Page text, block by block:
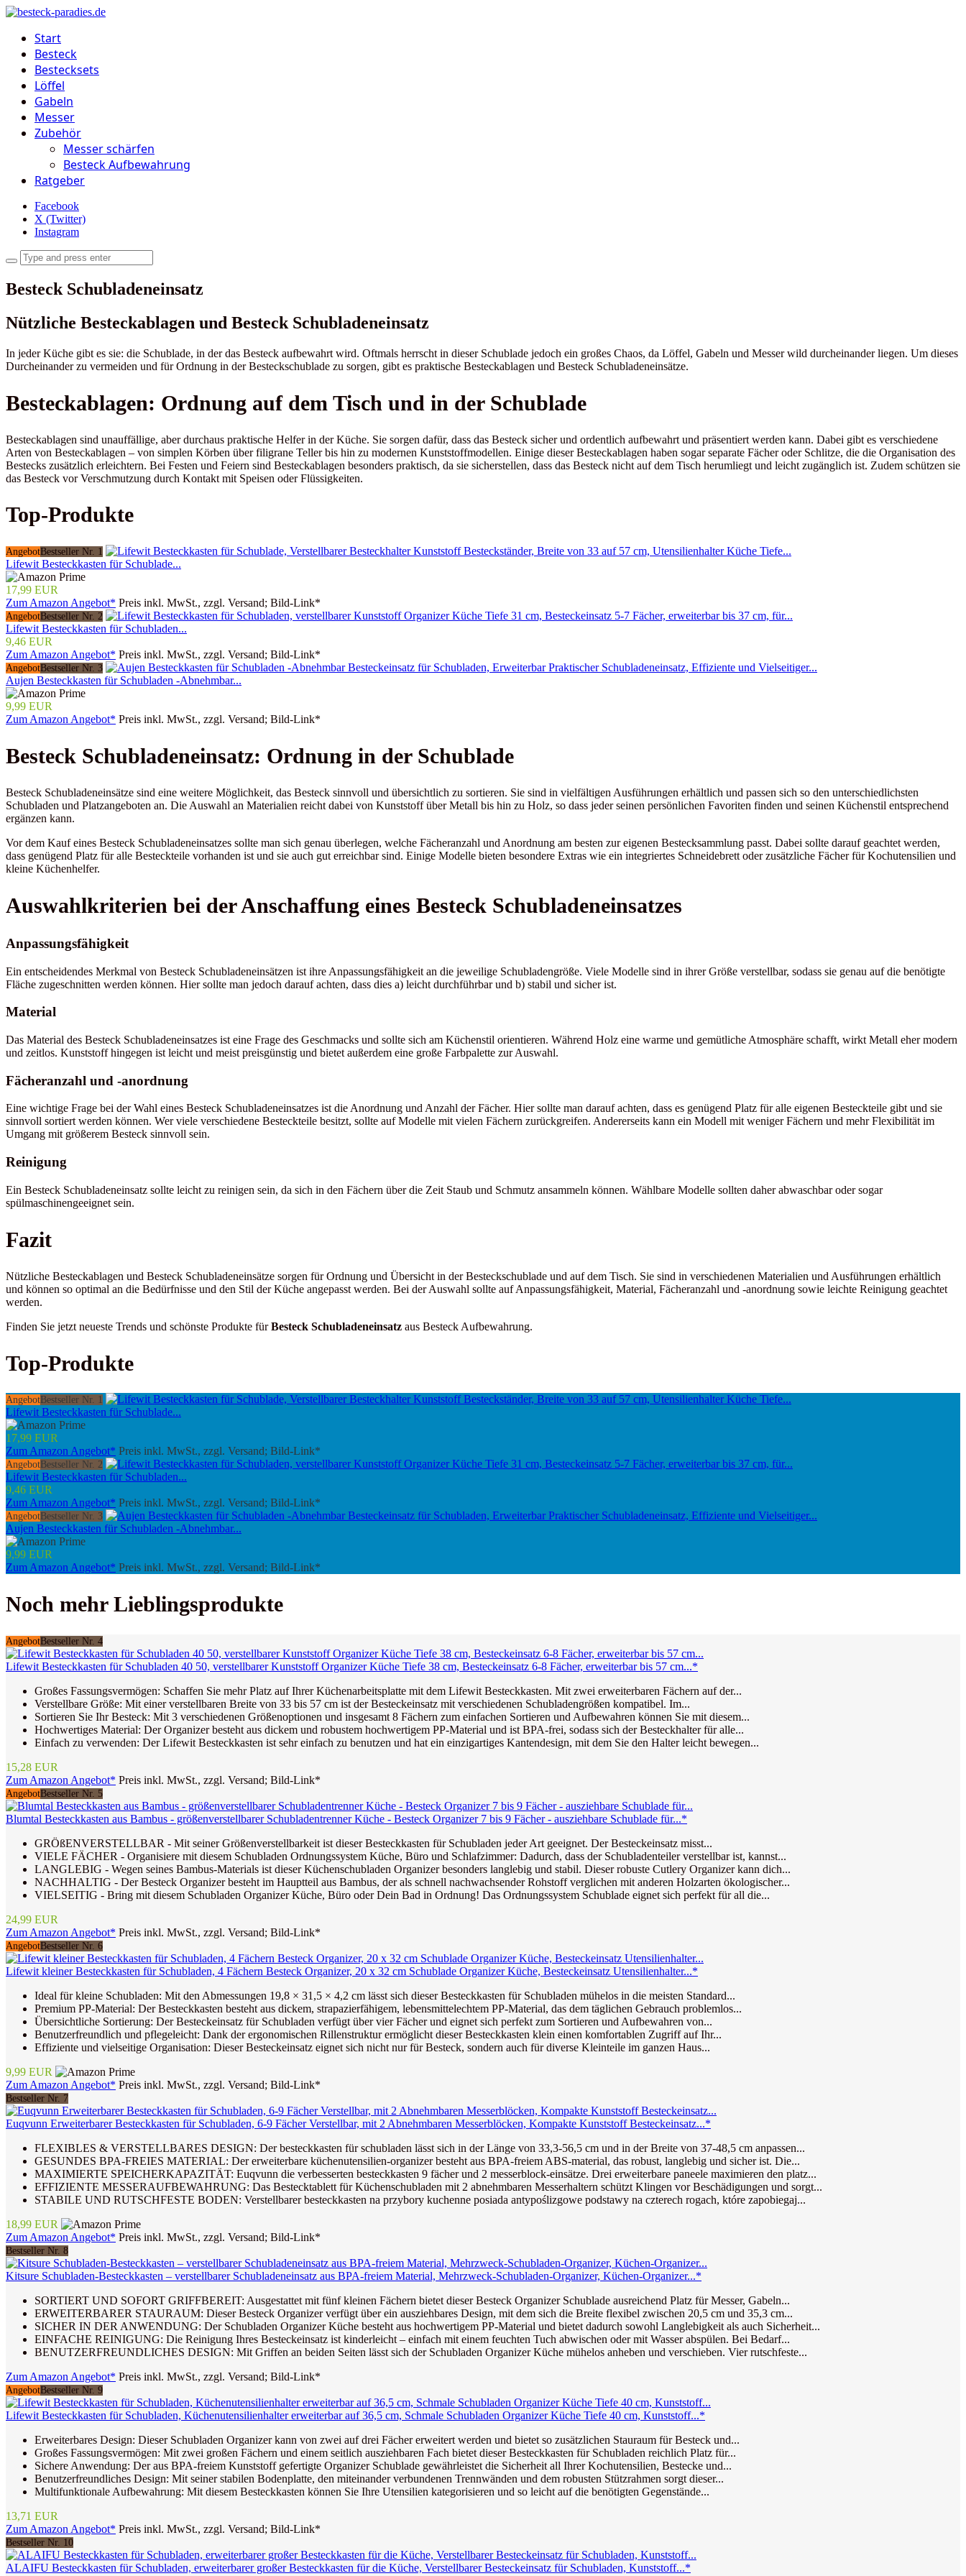
Start
Besteck
Bestecksets
Löffel
Gabeln
Messer
Zubehör
Messer schärfen
Besteck Aufbewahrung
Ratgeber
Facebook
X (Twitter)
Instagram
Besteck Schubladeneinsatz
Nützliche Besteckablagen und Besteck Schubladeneinsatz
In jeder Küche gibt es sie: die Schublade, in der das Besteck aufbewahrt wird. Oftmals herrscht in dieser Schublade jedoch ein großes Chaos, da Löffel, Gabeln und Messer wild durcheinander liegen. Um dieses
Durcheinander zu vermeiden und für Ordnung in der Besteckschublade zu sorgen, gibt es praktische Besteckablagen und Besteck Schubladeneinsätze.
Besteckablagen: Ordnung auf dem Tisch und in der Schublade
Besteckablagen sind unauffällige, aber durchaus praktische Helfer in der Küche. Sie sorgen dafür, dass das Besteck sicher und ordentlich aufbewahrt und präsentiert werden kann. Dabei gibt es verschiedene
Arten von Besteckablagen – von simplen Körben über filigrane Teller bis hin zu modernen Kunststoffmodellen. Einige dieser Besteckablagen haben sogar separate Fächer oder Schlitze, die die Organisation des
Bestecks zusätzlich erleichtern. Bei Festen und Feiern sind Besteckablagen besonders praktisch, da sie sicherstellen, dass das Besteck nicht auf dem Tisch herumliegt und leicht zugänglich ist. Zudem schützen sie
das Besteck vor Verschmutzung durch Kontakt mit Speisen oder Flüssigkeiten.
Top-Produkte
AngebotBestseller Nr. 1
Lifewit Besteckkasten für Schublade...
17,99 EUR
Zum Amazon Angebot* Preis inkl. MwSt., zzgl. Versand; Bild-Link*
AngebotBestseller Nr. 2
Lifewit Besteckkasten für Schubladen...
9,46 EUR
Zum Amazon Angebot* Preis inkl. MwSt., zzgl. Versand; Bild-Link*
AngebotBestseller Nr. 3
Aujen Besteckkasten für Schubladen -Abnehmbar...
9,99 EUR
Zum Amazon Angebot* Preis inkl. MwSt., zzgl. Versand; Bild-Link*
Besteck Schubladeneinsatz: Ordnung in der Schublade
Besteck Schubladeneinsätze sind eine weitere Möglichkeit, das Besteck sinnvoll und übersichtlich zu sortieren. Sie sind in vielfältigen Ausführungen erhältlich und passen sich so den unterschiedlichsten
Schubladen und Platzangeboten an. Die Auswahl an Materialien reicht dabei von Kunststoff über Metall bis hin zu Holz, so dass jeder seinen persönlichen Favoriten finden und seinen Küchenstil entsprechend
ergänzen kann.
Vor dem Kauf eines Besteck Schubladeneinsatzes sollte man sich genau überlegen, welche Fächeranzahl und Anordnung am besten zur eigenen Bestecksammlung passt. Dabei sollte darauf geachtet werden,
dass genügend Platz für alle Besteckteile vorhanden ist und sie auch gut erreichbar sind. Einige Modelle bieten besondere Extras wie ein integriertes Schneidebrett oder zusätzliche Fächer für Kochutensilien und
kleine Küchenhelfer.
Auswahlkriterien bei der Anschaffung eines Besteck Schubladeneinsatzes
Anpassungsfähigkeit
Ein entscheidendes Merkmal von Besteck Schubladeneinsätzen ist ihre Anpassungsfähigkeit an die jeweilige Schubladengröße. Viele Modelle sind in ihrer Größe verstellbar, sodass sie genau auf die benötigte
Fläche zugeschnitten werden können. Hier sollte man jedoch darauf achten, dass dies a) leicht durchführbar und b) stabil und sicher ist.
Material
Das Material des Besteck Schubladeneinsatzes ist eine Frage des Geschmacks und sollte sich am Küchenstil orientieren. Während Holz eine warme und gemütliche Atmosphäre schafft, wirkt Metall eher modern
und zeitlos. Kunststoff hingegen ist leicht und meist preisgünstig und bietet außerdem eine große Farbpalette zur Auswahl.
Fächeranzahl und -anordnung
Eine wichtige Frage bei der Wahl eines Besteck Schubladeneinsatzes ist die Anordnung und Anzahl der Fächer. Hier sollte man darauf achten, dass es genügend Platz für alle eigenen Besteckteile gibt und sie
sinnvoll sortiert werden können. Wer viele verschiedene Besteckteile besitzt, sollte auf Modelle mit vielen Fächern zurückgreifen. Andererseits kann ein Modell mit weniger Fächern und mehr Flexibilität im
Umgang mit größerem Besteck sinnvoll sein.
Reinigung
Ein Besteck Schubladeneinsatz sollte leicht zu reinigen sein, da sich in den Fächern über die Zeit Staub und Schmutz ansammeln können. Wählbare Modelle sollten daher abwaschbar oder sogar
spülmaschinengeeignet sein.
Fazit
Nützliche Besteckablagen und Besteck Schubladeneinsätze sorgen für Ordnung und Übersicht in der Besteckschublade und auf dem Tisch. Sie sind in verschiedenen Materialien und Ausführungen erhältlich
und können so optimal an die Bedürfnisse und den Stil der Küche angepasst werden. Bei der Auswahl sollte auf Anpassungsfähigkeit, Material, Fächeranzahl und -anordnung sowie leichte Reinigung geachtet
werden.
Finden Sie jetzt neueste Trends und schönste Produkte fürBesteck Schubladeneinsatz aus Besteck Aufbewahrung.
Top-Produkte
Angebot Bestseller Nr. 1
Lifewit Besteckkasten für Schublade...
17,99 EUR
Zum Amazon Angebot* Preis inkl. MwSt., zzgl. Versand; Bild-Link*
Angebot Bestseller Nr. 2
Lifewit Besteckkasten für Schubladen...
9,46 EUR
Zum Amazon Angebot* Preis inkl. MwSt., zzgl. Versand; Bild-Link*
Angebot Bestseller Nr. 3
Aujen Besteckkasten für Schubladen -Abnehmbar...
9,99 EUR
Zum Amazon Angebot* Preis inkl. MwSt., zzgl. Versand; Bild-Link*
Noch mehr Lieblingsprodukte
AngebotBestseller Nr. 4
Lifewit Besteckkasten für Schubladen 40 50, verstellbarer Kunststoff Organizer Küche Tiefe 38 cm, Besteckeinsatz 6-8 Fächer, erweiterbar bis 57 cm...*
Großes Fassungsvermögen: Schaffen Sie mehr Platz auf Ihrer Küchenarbeitsplatte mit dem Lifewit Besteckkasten. Mit zwei erweiterbaren Fächern auf der...
Verstellbare Größe: Mit einer verstellbaren Breite von 33 bis 57 cm ist der Besteckeinsatz mit verschiedenen Schubladengrößen kompatibel. Im...
Sortieren Sie Ihr Besteck: Mit 3 verschiedenen Größenoptionen und insgesamt 8 Fächern zum einfachen Sortieren und Aufbewahren können Sie mit diesem...
Hochwertiges Material: Der Organizer besteht aus dickem und robustem hochwertigem PP-Material und ist BPA-frei, sodass sich der Besteckhalter für alle...
Einfach zu verwenden: Der Lifewit Besteckkasten ist sehr einfach zu benutzen und hat ein einzigartiges Kantendesign, mit dem Sie den Halter leicht bewegen...
15,28 EUR
Zum Amazon Angebot* Preis inkl. MwSt., zzgl. Versand; Bild-Link*
AngebotBestseller Nr. 5
Blumtal Besteckkasten aus Bambus - größenverstellbarer Schubladentrenner Küche - Besteck Organizer 7 bis 9 Fächer - ausziehbare Schublade für...*
GRÖßENVERSTELLBAR - Mit seiner Größenverstellbarkeit ist dieser Besteckkasten für Schubladen jeder Art geeignet. Der Besteckeinsatz misst...
VIELE FÄCHER - Organisiere mit diesem Schubladen Ordnungssystem Küche, Büro und Schlafzimmer: Dadurch, dass der Schubladenteiler verstellbar ist, kannst...
LANGLEBIG - Wegen seines Bambus-Materials ist dieser Küchenschubladen Organizer besonders langlebig und stabil. Dieser robuste Cutlery Organizer kann dich...
NACHHALTIG - Der Besteck Organizer besteht im Hauptteil aus Bambus, der als schnell nachwachsender Rohstoff verglichen mit anderen Holzarten ökologischer...
VIELSEITIG - Bring mit diesem Schubladen Organizer Küche, Büro oder Dein Bad in Ordnung! Das Ordnungssystem Schublade eignet sich perfekt für all die...
24,99 EUR
Zum Amazon Angebot* Preis inkl. MwSt., zzgl. Versand; Bild-Link*
AngebotBestseller Nr. 6
Lifewit kleiner Besteckkasten für Schubladen, 4 Fächern Besteck Organizer, 20 x 32 cm Schublade Organizer Küche, Besteckeinsatz Utensilienhalter...*
Ideal für kleine Schubladen: Mit den Abmessungen 19,8 × 31,5 × 4,2 cm lässt sich dieser Besteckkasten für Schubladen mühelos in die meisten Standard...
Premium PP-Material: Der Besteckkasten besteht aus dickem, strapazierfähigem, lebensmittelechtem PP-Material, das dem täglichen Gebrauch problemlos...
Übersichtliche Sortierung: Der Besteckeinsatz für Schubladen verfügt über vier Fächer und eignet sich perfekt zum Sortieren und Aufbewahren von...
Benutzerfreundlich und pflegeleicht: Dank der ergonomischen Rillenstruktur ermöglicht dieser Besteckkasten klein einen komfortablen Zugriff auf Ihr...
Effiziente und vielseitige Organisation: Dieser Besteckeinsatz eignet sich nicht nur für Besteck, sondern auch für diverse Kleinteile im ganzen Haus...
9,99 EUR
Zum Amazon Angebot* Preis inkl. MwSt., zzgl. Versand; Bild-Link*
Bestseller Nr. 7
Euqvunn Erweiterbarer Besteckkasten für Schubladen, 6-9 Fächer Verstellbar, mit 2 Abnehmbaren Messerblöcken, Kompakte Kunststoff Besteckeinsatz...*
FLEXIBLES & VERSTELLBARES DESIGN: Der besteckkasten für schubladen lässt sich in der Länge von 33,3-56,5 cm und in der Breite von 37-48,5 cm anpassen...
GESUNDES BPA-FREIES MATERIAL: Der erweiterbare küchenutensilien-organizer besteht aus BPA-freiem ABS-material, das robust, langlebig und sicher ist. Die...
MAXIMIERTE SPEICHERKAPAZITÄT: Euqvunn die verbesserten besteckkasten 9 fächer und 2 messerblock-einsätze. Drei erweiterbare paneele maximieren den platz...
EFFIZIENTE MESSERAUFBEWAHRUNG: Das Bestecktablett für Küchenschubladen mit 2 abnehmbaren Messerhaltern schützt Klingen vor Beschädigungen und sorgt...
STABILE UND RUTSCHFESTE BODEN: Verstellbarer besteckkasten na przybory kuchenne posiada antypoślizgowe podstawy na czterech rogach, które zapobiegaj...
18,99 EUR
Zum Amazon Angebot* Preis inkl. MwSt., zzgl. Versand; Bild-Link*
Bestseller Nr. 8
Kitsure Schubladen-Besteckkasten – verstellbarer Schubladeneinsatz aus BPA-freiem Material, Mehrzweck-Schubladen-Organizer, Küchen-Organizer...*
SORTIERT UND SOFORT GRIFFBEREIT: Ausgestattet mit fünf kleinen Fächern bietet dieser Besteck Organizer Schublade ausreichend Platz für Messer, Gabeln...
ERWEITERBARER STAURAUM: Dieser Besteck Organizer verfügt über ein ausziehbares Design, mit dem sich die Breite flexibel zwischen 20,5 cm und 35,3 cm...
SICHER IN DER ANWENDUNG: Der Schubladen Organizer Küche besteht aus hochwertigem PP-Material und bietet dadurch sowohl Langlebigkeit als auch Sicherheit...
EINFACHE REINIGUNG: Die Reinigung Ihres Besteckeinsatz ist kinderleicht – einfach mit einem feuchten Tuch abwischen oder mit Wasser abspülen. Bei Bedarf...
BENUTZERFREUNDLICHES DESIGN: Mit Griffen an beiden Seiten lässt sich der Schubladen Organizer Küche mühelos anheben und verschieben. Vier rutschfeste...
Zum Amazon Angebot* Preis inkl. MwSt., zzgl. Versand; Bild-Link*
AngebotBestseller Nr. 9
Lifewit Besteckkasten für Schubladen, Küchenutensilienhalter erweiterbar auf 36,5 cm, Schmale Schubladen Organizer Küche Tiefe 40 cm, Kunststoff...*
Erweiterbares Design: Dieser Schubladen Organizer kann von zwei auf drei Fächer erweitert werden und bietet so zusätzlichen Stauraum für Besteck und...
Großes Fassungsvermögen: Mit zwei großen Fächern und einem seitlich ausziehbaren Fach bietet dieser Besteckkasten für Schubladen reichlich Platz für...
Sichere Anwendung: Der aus BPA-freiem Kunststoff gefertigte Organizer Schublade gewährleistet die Sicherheit all Ihrer Kochutensilien, Bestecke und...
Benutzerfreundliches Design: Mit seiner stabilen Bodenplatte, den miteinander verbundenen Trennwänden und dem robusten Stützrahmen sorgt dieser...
Multifunktionale Aufbewahrung: Mit diesem Besteckkasten können Sie Ihre Utensilien kategorisieren und so leicht auf die benötigten Gegenstände...
13,71 EUR
Zum Amazon Angebot* Preis inkl. MwSt., zzgl. Versand; Bild-Link*
Bestseller Nr. 10
ALAIFU Besteckkasten für Schubladen, erweiterbarer großer Besteckkasten für die Küche, Verstellbarer Besteckeinsatz für Schubladen, Kunststoff...*